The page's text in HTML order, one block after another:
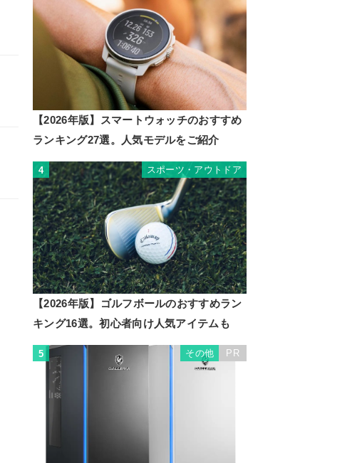
【2026年版】スマートウォッチのおすすめ
ランキング27選。人気モデルをご紹介
4 スポーツ・アウトドア
【2026年版】ゴルフボールのおすすめラン
キング16選。初心者向け人気アイテムも
5 その他 PR